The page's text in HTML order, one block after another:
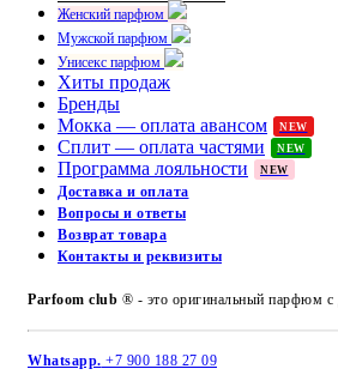
Женский парфюм
Мужской парфюм
Унисекс парфюм
Хиты продаж
Бренды
Мокка — оплата авансом
NEW
Сплит — оплата частями NEW
Программа лояльности NEW
Доставка и оплата
Вопросы и ответы
Возврат товара
Контакты и реквизиты
Parfoom club ® - это оригинальный парфюм с
Whatsapp. +7 900 188 27 09